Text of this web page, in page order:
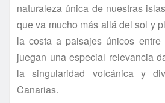
naturaleza única de nuestras
que va mucho más allá del sol y
la costa a paisajes únicos
juegan una especial relevancia
la singularidad volcánica y
Canarias.